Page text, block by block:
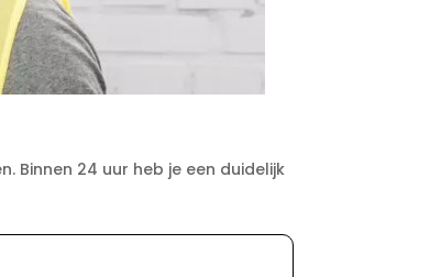
Binnen 24 uur heb je een duidelijk